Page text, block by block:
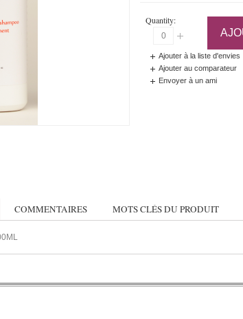
Quantity:
Ajouter à la liste d'envies
Ajouter au comparateur
Envoyer à un ami
COMMENTAIRES MOTS CLÉS DU PRODUIT